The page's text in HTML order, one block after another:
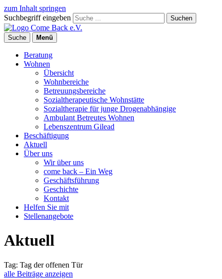
zum Inhalt springen
Suchbegriff eingeben
Suchen
Suche Menü
Beratung
Wohnen
Übersicht
Wohnbereiche
Betreuungsbereiche
Sozialtherapeutische Wohnstätte
Sozialtherapie für junge Drogenabhängige
Ambulant Betreutes Wohnen
Lebenszentrum Gilead
Beschäftigung
Aktuell
Über uns
Wir über uns
come back – Ein Weg
Geschäftsführung
Geschichte
Kontakt
Helfen Sie mit
Stellenangebote
Aktuell
Tag: Tag der offenen Tür
alle Beiträge anzeigen